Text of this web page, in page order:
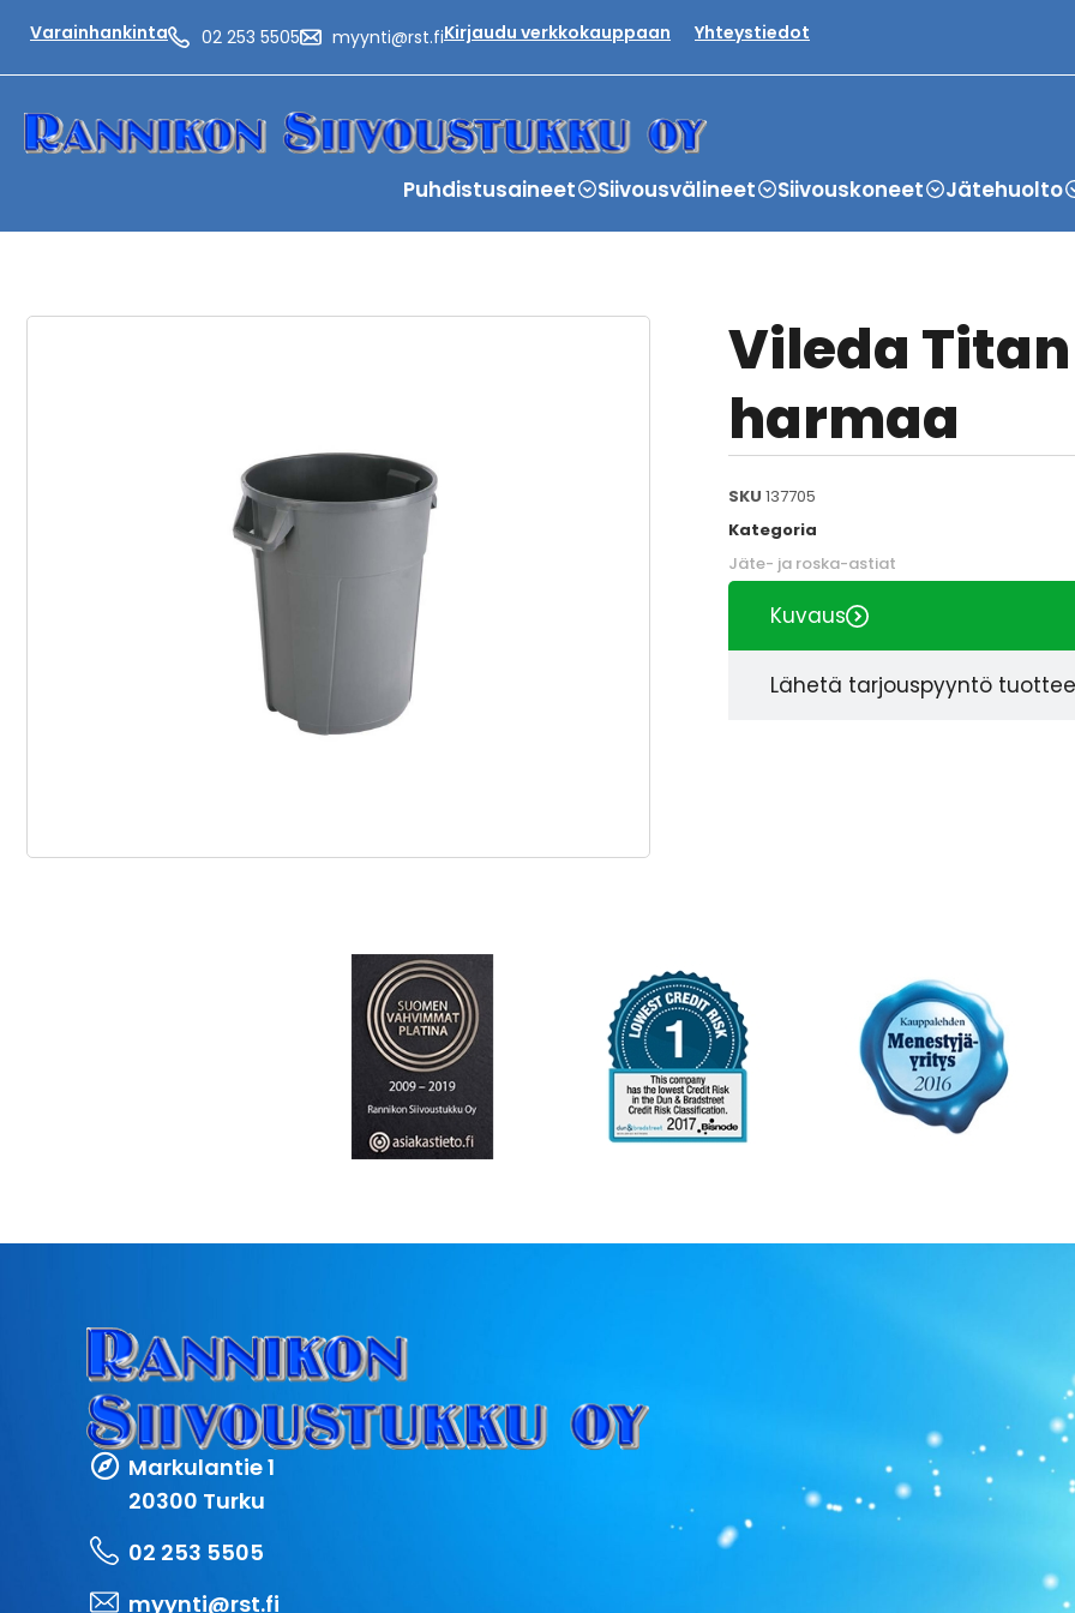
Varainhankinta 02 253 5505 myynti@rst.fiKirjaudu verkkokauppaan Yhteystiedot
Puhdistusaineet Siivousvälineet Siivouskoneet Jätehuolto
Vileda
harmaa
SKU 137705
Kategoria
Jäte- ja roska-astiat
Kuvaus
Lähetä tarjouspyyntö
Markulantie 1
20300 Turku
02 253 5505
myynti@rst.fi